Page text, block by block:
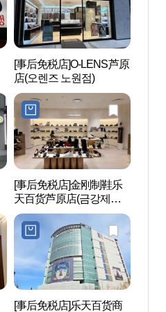
[事后免税店]O-LENS芦原
店(오렌즈 노원점)
[事后免税店]金刚制鞋乐
天百货芦原店(금강제화
롯데백화점 노원점)
[事后免税店]乐天百货商